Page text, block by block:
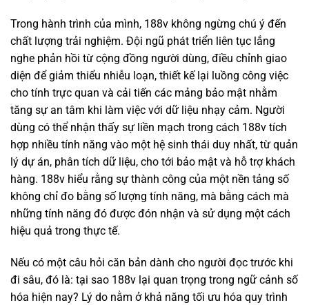
Trong hành trình của mình, 188v không ngừng chú ý đến
chất lượng trải nghiệm. Đội ngũ phát triển liên tục lắng
nghe phản hồi từ cộng đồng người dùng, điều chỉnh giao
diện để giảm thiểu nhiễu loạn, thiết kế lại luồng công việc
cho tính trực quan và cải tiến các mảng bảo mật nhằm
tăng sự an tâm khi làm việc với dữ liệu nhạy cảm. Người
dùng có thể nhận thấy sự liền mạch trong cách 188v tích
hợp nhiều tính năng vào một hệ sinh thái duy nhất, từ quản
lý dự án, phân tích dữ liệu, cho tới bảo mật và hỗ trợ khách
hàng. 188v hiểu rằng sự thành công của một nền tảng số
không chỉ đo bằng số lượng tính năng, mà bằng cách mà
những tính năng đó được đón nhận và sử dụng một cách
hiệu quả trong thực tế.
Nếu có một câu hỏi căn bản dành cho người đọc trước khi
đi sâu, đó là: tại sao 188v lại quan trọng trong ngữ cảnh số
hóa hiện nay? Lý do nằm ở khả năng tối ưu hóa quy trình